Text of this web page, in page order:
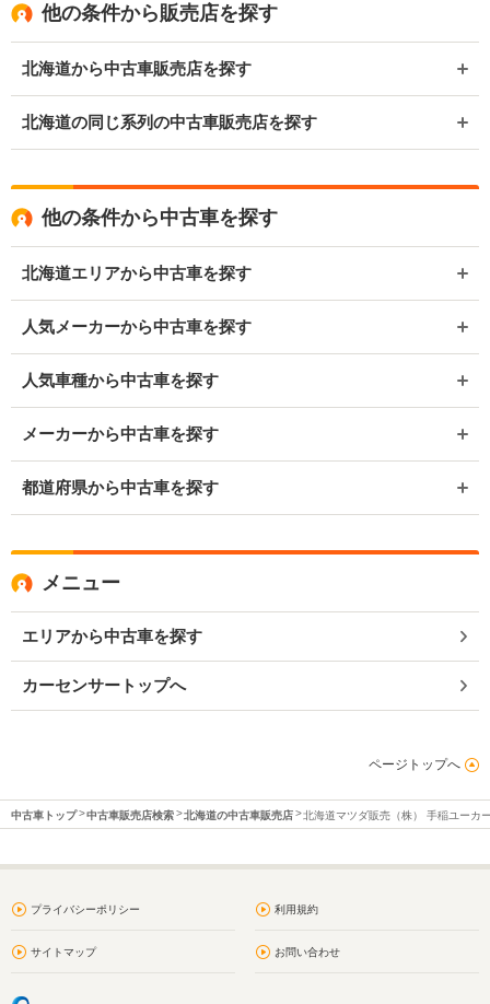
他の条件から販売店を探す
北海道から中古車販売店を探す
北海道の同じ系列の中古車販売店を探す
他の条件から中古車を探す
北海道エリアから中古車を探す
人気メーカーから中古車を探す
人気車種から中古車を探す
メーカーから中古車を探す
都道府県から中古車を探す
メニュー
エリアから中古車を探す
カーセンサートップへ
ページトップへ
中古車トップ 中古車販売店検索 北海道の中古車販売店 北海道マツダ販売（株） 手稲ユーカ
プライバシーポリシー 利用規約
サイトマップ お問い合わせ